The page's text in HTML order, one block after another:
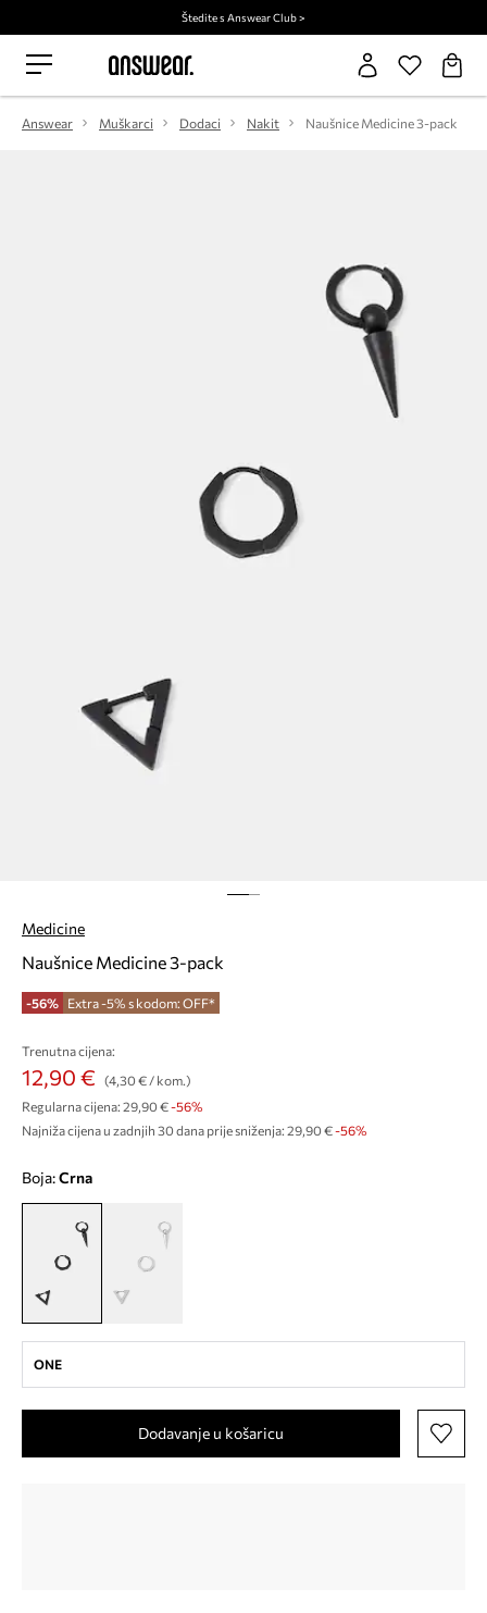
Štedite s Answear Club >
Answear Muškarci Dodaci Nakit Naušnice Medicine 3-pack
Medicine
Naušnice Medicine 3-pack
-56% Extra -5% s kodom: OFF*
Trenutna cijena:
12,90 €
(4,30 € / kom.)
Regularna cijena: 29,90 €-56%
Najniža cijena u zadnjih 30 dana prije sniženja: 29,90 € -56%
Boja: crna
ONE
Dodavanje u košaricu